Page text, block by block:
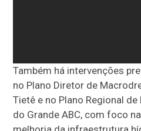
Também há intervenções
no Plano Diretor de
Tietê e no Plano Regional
do Grande ABC, com foco